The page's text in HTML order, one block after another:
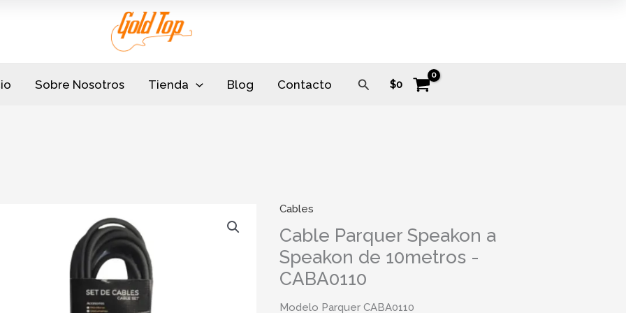
Sobre Nosotros Tienda Blog Contacto Buscar
$0
Cables
Cable Parquer Speakon a
Speakon de 10metros -
CABA0110
Modelo Parquer CABA0110